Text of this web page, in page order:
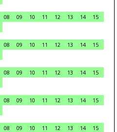
08 09 10 11 12 13 14
15
08 09 10 11 12 13 14
15
08 09 10 11 12 13 14
15
08 09 10 11 12 13 14
15
08 09 10 11 12 13 14
15